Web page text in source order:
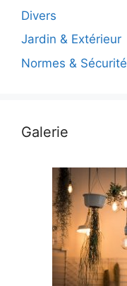
Divers
Jardin & Extérieur
Normes & Sécurité
Galerie